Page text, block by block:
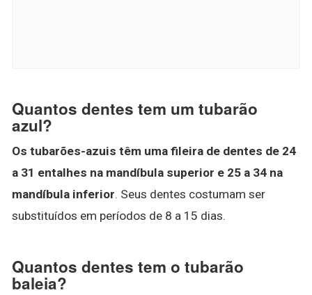
Quantos dentes tem um tubarão
azul?
Os tubarões-azuis têm uma fileira de dentes de 24
a 31 entalhes na mandíbula superior e 25 a 34 na
mandíbula inferior. Seus dentes costumam ser
substituídos em períodos de 8 a 15 dias.
Quantos dentes tem o tubarão
baleia?